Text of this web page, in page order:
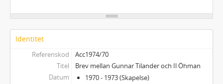
Identitet
Referenskod
Acc1974/70
Titel
Brev mellan Gunnar Tilander och Il Öhman
Datum
1970 - 1973 (Skapelse)